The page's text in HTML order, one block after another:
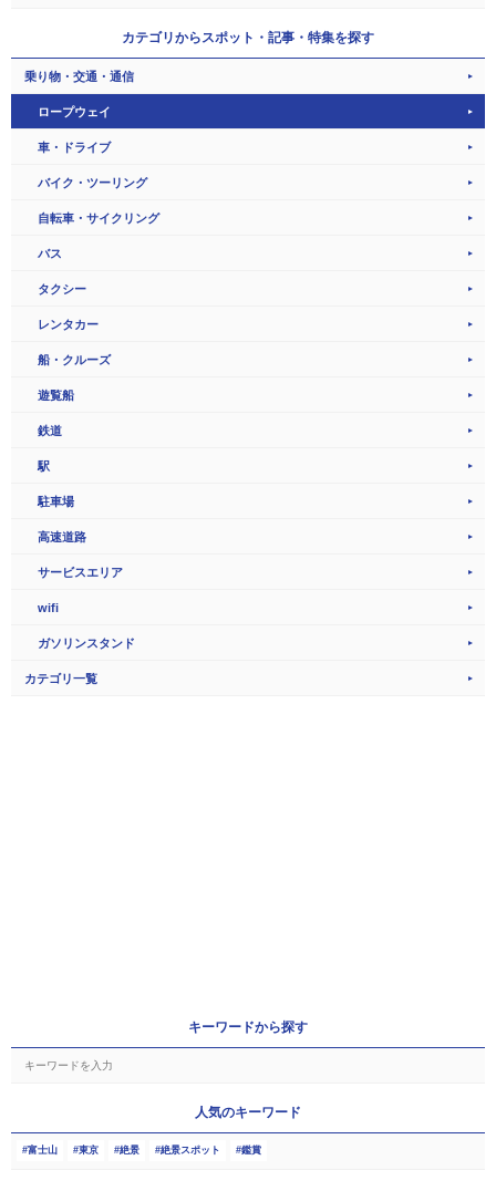
カテゴリからスポット・記事・特集を探す
乗り物・交通・通信
ロープウェイ
車・ドライブ
バイク・ツーリング
自転車・サイクリング
バス
タクシー
レンタカー
船・クルーズ
遊覧船
鉄道
駅
駐車場
高速道路
サービスエリア
wifi
ガソリンスタンド
カテゴリ一覧
キーワードから探す
人気のキーワード
富士山 東京 絶景 絶景スポット 鑑賞